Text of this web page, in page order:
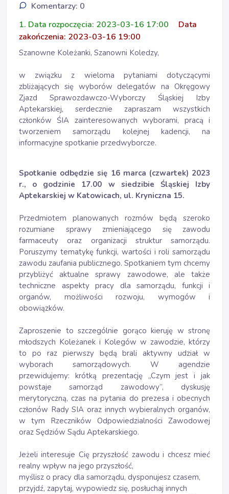
Komentarzy: 0
1. Data rozpoczęcia: 2023-03-16 17:00
Data
zakończenia: 2023-03-16 19:00
Szanowne Koleżanki, Szanowni Koledzy,
w związku z wieloma pytaniami dotyczącymi
zbliżających się wyborów delegatów na Okręgowy
Zjazd Sprawozdawczo-Wyborczy Śląskiej Izby
Aptekarskiej, serdecznie zapraszam wszystkich
członków ŚIA zainteresowanych wyborami, pracą i
tworzeniem samorządu kolejnej kadencji, na
informacyjne spotkanie przedwyborcze.
Spotkanie odbędzie się 16 marca (czwartek) 2023
r., o godzinie 17.00 w siedzibie Śląskiej Izby
Aptekarskiej w Katowicach, ul. Kryniczna 15.
Przedmiotem planowanych rozmów będą szeroko
rozumiane sprawy zmieniającego się zawodu
farmaceuty oraz organizacji struktur samorządu.
Poruszymy tematykę funkcji, wartości i roli samorządu
zawodu zaufania publicznego. Spotkaniem tym chcemy
przybliżyć aktualne sprawy zawodowe, ale także
techniczne aspekty pracy dla samorządu, funkcji i
organów, możliwości rozwoju, wymogów i
obowiązków.
Zaproszenie to szczególnie gorąco kieruję w stronę
młodszych Koleżanek i Kolegów w zawodzie, którzy
to po raz pierwszy będą brali aktywny udział w
wyborach samorządowych. W agendzie
przewidujemy: krótką prezentację „Czym jest i jak
powstaje samorząd zawodowy”, dyskusję
merytoryczną, czas na pytania do prezesa i obecnych
członów Rady SIA oraz innych wybieralnych organów,
w tym Rzeczników Odpowiedzialności Zawodowej
oraz Sędziów Sądu Aptekarskiego.
Jeżeli interesuje Cię przyszłość zawodu i chcesz mieć
realny wpływ na jego przyszłość,
myślisz o pracy dla samorządu, dysponujesz czasem,
przyjdź, zapytaj, wypowiedz się, posłuchaj innych